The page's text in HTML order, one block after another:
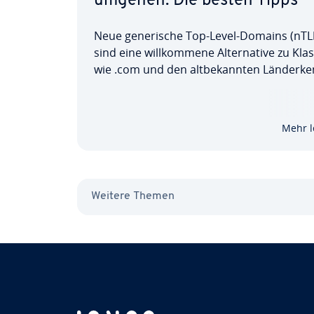
Neue ge­ne­ri­sche Top-Level-Domains
sind eine will­kom­me­ne Al­ter­na­ti­ve zu
wie .com und den alt­be­kann­ten
Mehr
Weitere Themen